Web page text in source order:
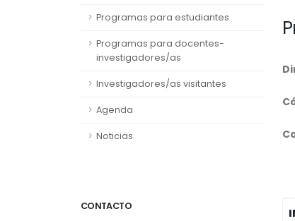
Programas para estudiantes
Programas para docentes-
investigadores/as
Investigadores/as visitantes
Agenda
Noticias
CONTACTO